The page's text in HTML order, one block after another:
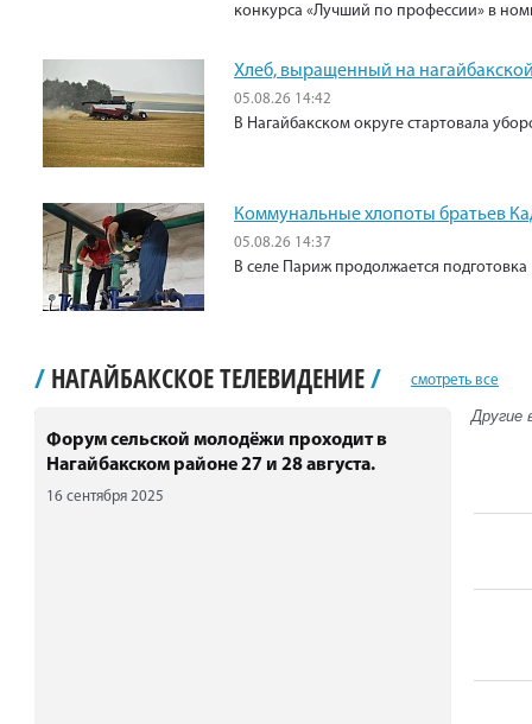
конкурса «Лучший по профессии» в
Хлеб, выращенный на
05.08.26 14:42
В Нагайбакском округе стартовала
Коммунальные хлопоты братьев
05.08.26 14:37
В селе Париж продолжается подготовка
/ НАГАЙБАКСКОЕ ТЕЛЕВИДЕНИЕ/ смотреть все
Форум сельской молодёжи проходит в
Нагайбакском районе 27 и 28 августа.
16 сентября 2025
Другие